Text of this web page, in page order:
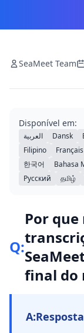
SeaMeet Team
Disponível em:
العربية Dansk
Filipino
Français
한국어
Bahasa
Русский
தமிழ்
Q:
Por
final do
A:Resposta